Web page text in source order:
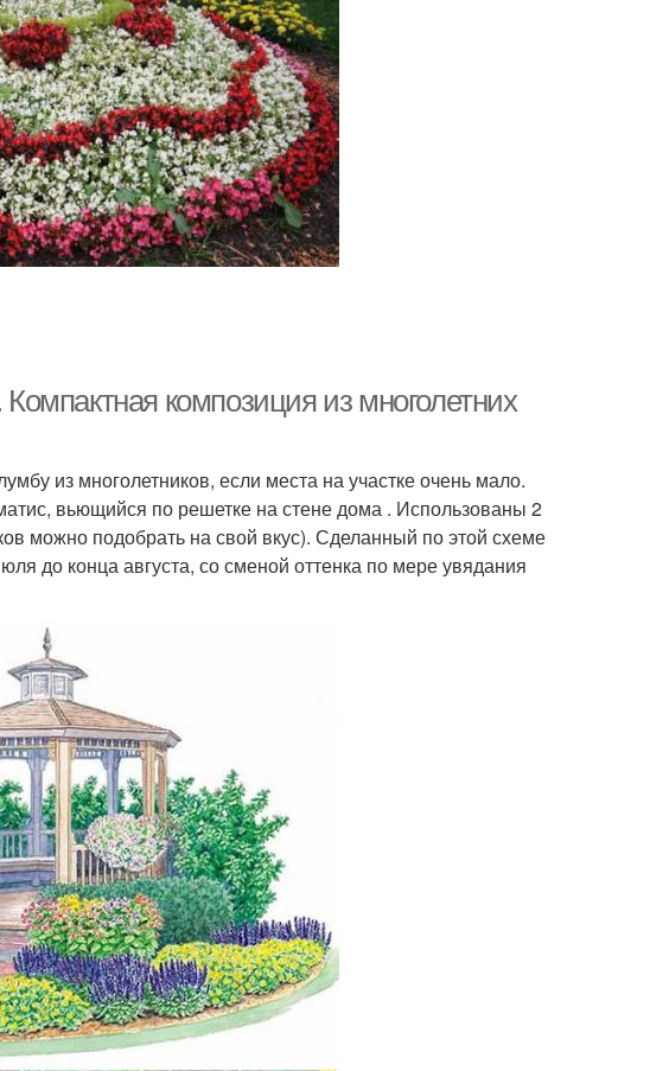
композиция из многолетних
из многолетников, если места на участке очень мало.
вьющийся по решетке на стене дома . Использованы 2
можно подобрать на свой вкус). Сделанный по этой схеме
до конца августа, со сменой оттенка по мере увядания